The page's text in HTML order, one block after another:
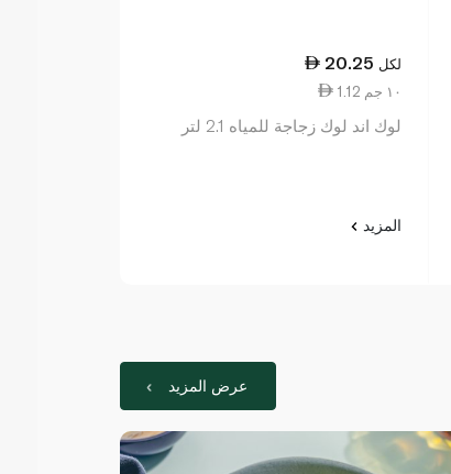
20.25 لكل
1.12 ١٠ جم
لوك اند لوك زجاجة للمياه 2.1 لتر
المزيد
عرض المزيد